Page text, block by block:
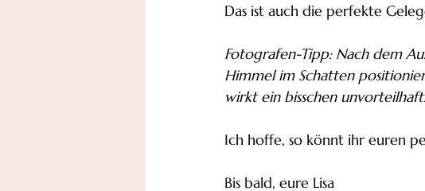
Das ist auch die perfekte
Fotografen-Tipp: Nach dem
Himmel im Schatten
wirkt ein bisschen unvorteilhaft.
Ich hoffe, so könnt ihr euren
Bis bald, eure Lisa